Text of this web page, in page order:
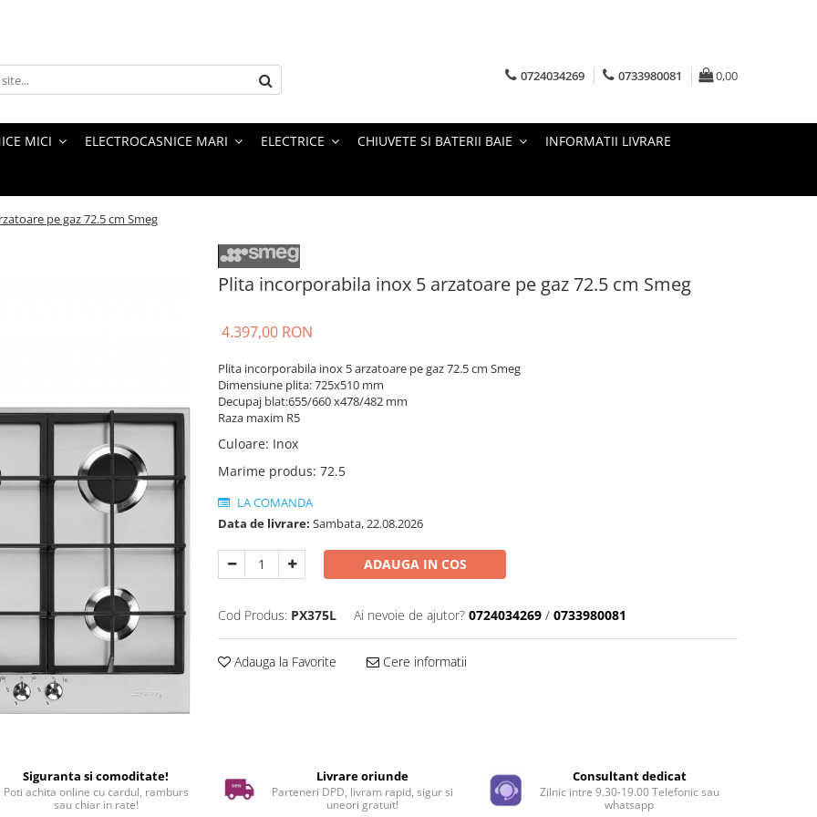
0724034269 0733980081 0,00
MICI ELECTROCASNICE MARI ELECTRICE CHIUVETE SI BATERII BAIE INFORMATII LIVRARE
pe gaz 72.5 cm Smeg
Plita incorporabila inox 5 arzatoare pe gaz 72.5 cm Smeg
4.397,00 RON
Plita incorporabila inox 5 arzatoare pe gaz 72.5 cm Smeg
Dimensiune plita: 725x510 mm
Decupaj blat:655/660 x478/482 mm
Raza maxim R5
Culoare: Inox
Marime produs: 72.5
LA COMANDA
Data de livrare: Sambata, 22.08.2026
ADAUGA IN COS
Cod Produs: PX375L Ai nevoie de ajutor? 0724034269 / 0733980081
Adauga la Favorite Cere informatii
Siguranta si comoditate!
Poti achita online cu cardul, ramburs
sau chiar in rate!
Livrare oriunde
Parteneri DPD, livram rapid, sigur si
uneori gratuit!
Consultant dedicat
Zilnic intre 9.30-19.00 Telefonic sau
whatsapp